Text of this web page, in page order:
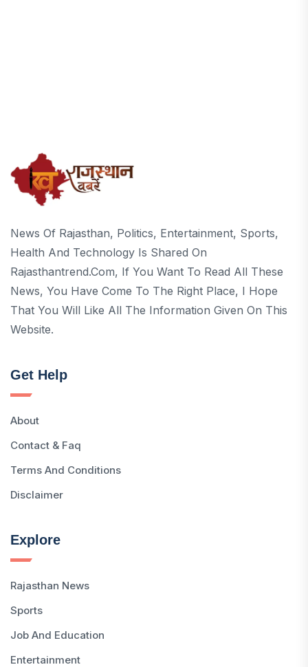
News Of Rajasthan, Politics, Entertainment, Sports,
Health And Technology Is Shared On
Rajasthantrend.com, If You Want To Read All These
News, You Have Come To The Right Place, I Hope
That You Will Like All The Information Given On This
Website.
Get Help
About
Contact & Faq
Terms And Conditions
Disclaimer
Explore
Rajasthan News
Sports
Job And Education
Entertainment